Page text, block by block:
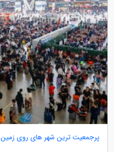
پرجمعیت ترین شهر های روی زمین